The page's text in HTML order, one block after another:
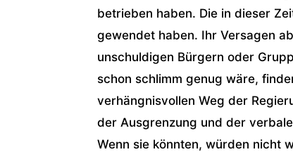
betrieben haben. Die in dieser
gewendet haben. Ihr Versagen
unschuldigen Bürgern oder
schon schlimm genug wäre,
verhängnisvollen Weg der
der Ausgrenzung und der
Wenn sie könnten, würden nicht